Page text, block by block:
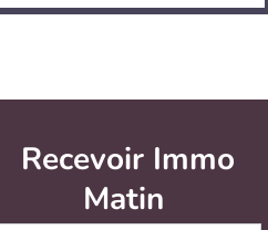
Recevoir Immo
Matin